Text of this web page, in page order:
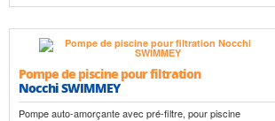
Pompe de piscine pour filtration
Nocchi SWIMMEY
Pompe auto-amorçante avec pré-filtre, pour piscine